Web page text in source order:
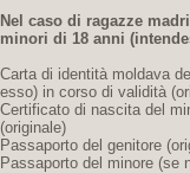
Nel caso di ragazze
minori di 18 anni
Carta di identità moldava
esso) in corso di validità
Certificato di nascita del
(originale)
Passaporto del genitore
Passaporto del minore (se